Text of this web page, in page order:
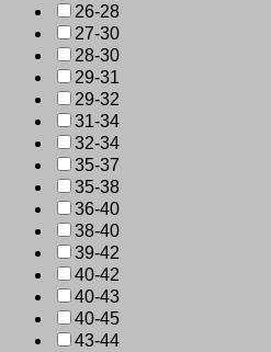
26-28
27-30
28-30
29-31
29-32
31-34
32-34
35-37
35-38
36-40
38-40
39-42
40-42
40-43
40-45
43-44